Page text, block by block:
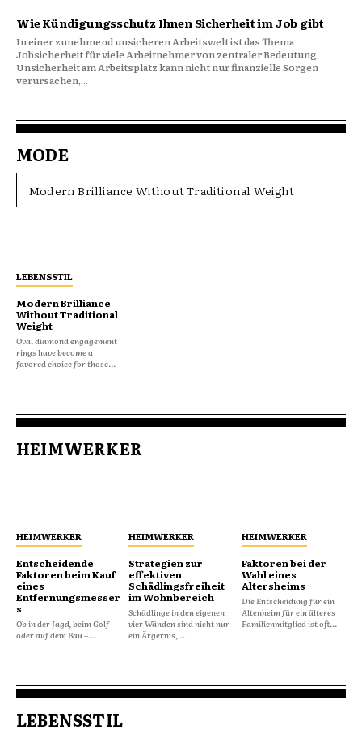
Wie Kündigungsschutz Ihnen Sicherheit im Job gibt
In einer zunehmend unsicheren Arbeitswelt ist das Thema
Jobsicherheit für viele Arbeitnehmer von zentraler Bedeutung.
Unsicherheit am Arbeitsplatz kann nicht nur finanzielle Sorgen
verursachen,...
MODE
Modern Brilliance Without Traditional Weight
LEBENSSTIL
Modern Brilliance
Without Traditional
Weight
Oval diamond engagement
rings have become a
favored choice for those...
HEIMWERKER
HEIMWERKER
Entscheidende
Faktoren beim Kauf
eines
Entfernungsmesser
s
Ob in der Jagd, beim Golf
oder auf dem Bau –...
HEIMWERKER
Strategien zur
effektiven
Schädlingsfreiheit
im Wohnbereich
Schädlinge in den eigenen
vier Wänden sind nicht nur
ein Ärgernis,...
HEIMWERKER
Faktoren bei der
Wahl eines
Altersheims
Die Entscheidung für ein
Altenheim für ein älteres
Familienmitglied ist oft...
LEBENSSTIL